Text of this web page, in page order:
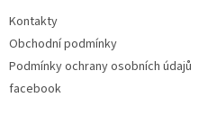
Kontakty
Obchodní podmínky
Podmínky ochrany osobních údajů
facebook